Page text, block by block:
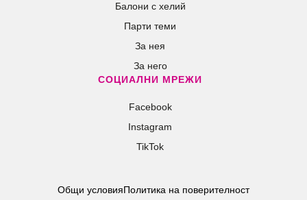
Балони c хелий
Парти теми
За нея
За него
СОЦИАЛНИ МРЕЖИ
Facebook
Instagram
TikTok
Общи условияПолитика на поверителност